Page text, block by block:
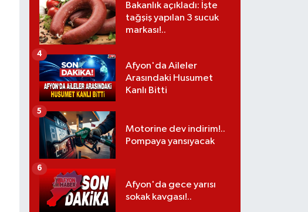
Bakanlık açıkladı: İşte
tağşiş yapılan 3 sucuk
markası!..
Afyon'da Aileler
Arasındaki Husumet
Kanlı Bitti
4
Motorine dev indirim!..
Pompaya yansıyacak
5
Afyon'da gece yarısı
sokak kavgası!..
6